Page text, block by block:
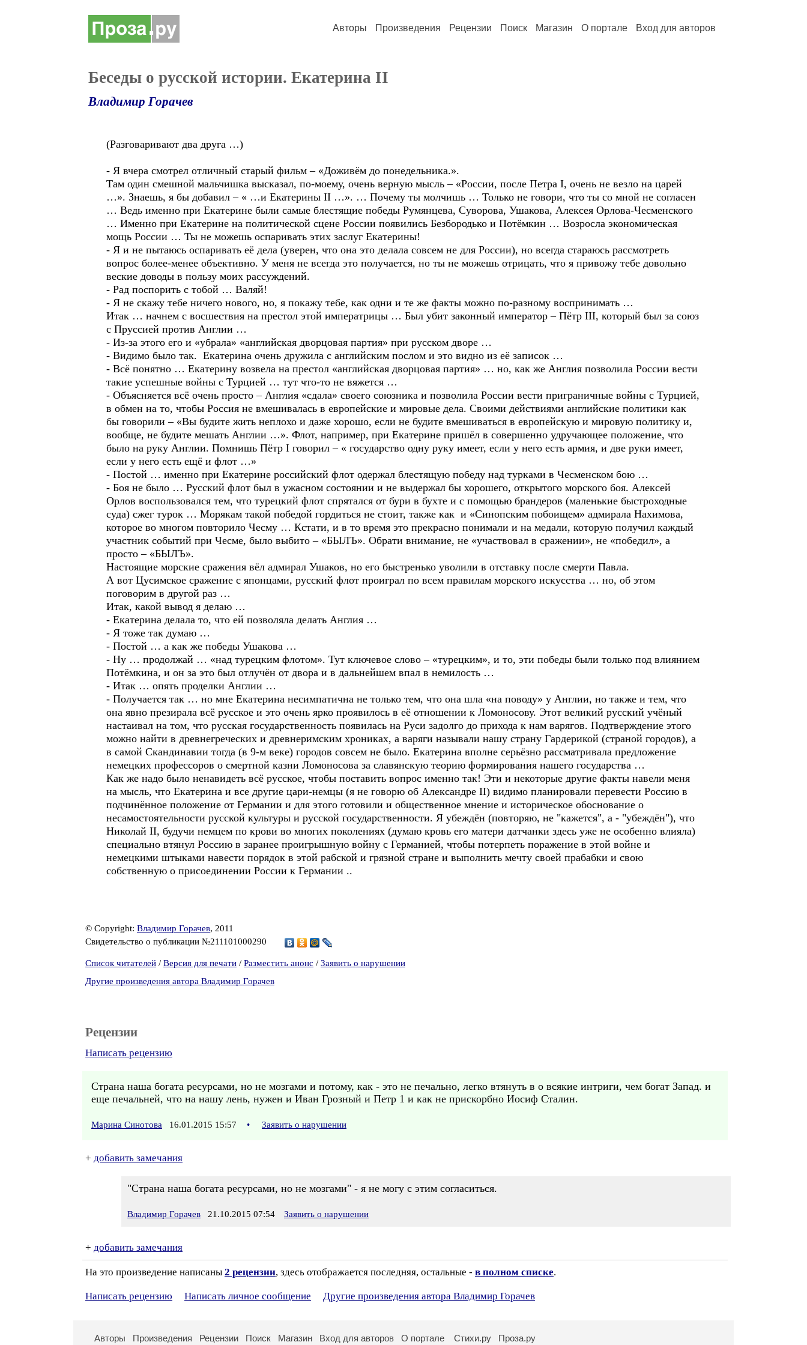
Авторы Произведения Рецензии Поиск Магазин О портале Вход для авторов
Беседы о русской истории. Екатерина II
Владимир Горачев
(Разговаривают два друга …)
- Я вчера смотрел отличный старый фильм – «Доживём до понедельника.».
Там один смешной мальчишка высказал, по-моему, очень верную мысль – «России, после Петра I, очень не везло на царей
…». Знаешь, я бы добавил – « …и Екатерины II …». … Почему ты молчишь … Только не говори, что ты со мной не согласен
… Ведь именно при Екатерине были самые блестящие победы Румянцева, Суворова, Ушакова, Алексея Орлова-Чесменского
… Именно при Екатерине на политической сцене России появились Безбородько и Потёмкин … Возросла экономическая
мощь России … Ты не можешь оспаривать этих заслуг Екатерины!
- Я и не пытаюсь оспаривать её дела (уверен, что она это делала совсем не для России), но всегда стараюсь рассмотреть
вопрос более-менее объективно. У меня не всегда это получается, но ты не можешь отрицать, что я привожу тебе довольно
веские доводы в пользу моих рассуждений.
- Рад поспорить с тобой … Валяй!
- Я не скажу тебе ничего нового, но, я покажу тебе, как одни и те же факты можно по-разному воспринимать …
Итак … начнем с восшествия на престол этой императрицы … Был убит законный император – Пётр III, который был за союз
с Пруссией против Англии …
- Из-за этого его и «убрала» «английская дворцовая партия» при русском дворе …
- Видимо было так. Екатерина очень дружила с английским послом и это видно из её записок …
- Всё понятно … Екатерину возвела на престол «английская дворцовая партия» … но, как же Англия позволила России вести
такие успешные войны с Турцией … тут что-то не вяжется …
- Объясняется всё очень просто – Англия «сдала» своего союзника и позволила России вести приграничные войны с Турцией,
в обмен на то, чтобы Россия не вмешивалась в европейские и мировые дела. Своими действиями английские политики как
бы говорили – «Вы будите жить неплохо и даже хорошо, если не будите вмешиваться в европейскую и мировую политику и,
вообще, не будите мешать Англии …». Флот, например, при Екатерине пришёл в совершенно удручающее положение, что
было на руку Англии. Помнишь Пётр I говорил – « государство одну руку имеет, если у него есть армия, и две руки имеет,
если у него есть ещё и флот …»
- Постой … именно при Екатерине российский флот одержал блестящую победу над турками в Чесменском бою …
- Боя не было … Русский флот был в ужасном состоянии и не выдержал бы хорошего, открытого морского боя. Алексей
Орлов воспользовался тем, что турецкий флот спрятался от бури в бухте и с помощью брандеров (маленькие быстроходные
суда) сжег турок … Морякам такой победой гордиться не стоит, также как и «Синопским побоищем» адмирала Нахимова,
которое во многом повторило Чесму … Кстати, и в то время это прекрасно понимали и на медали, которую получил каждый
участник событий при Чесме, было выбито – «БЫЛЪ». Обрати внимание, не «участвовал в сражении», не «победил», а
просто – «БЫЛЪ».
Настоящие морские сражения вёл адмирал Ушаков, но его быстренько уволили в отставку после смерти Павла.
А вот Цусимское сражение с японцами, русский флот проиграл по всем правилам морского искусства … но, об этом
поговорим в другой раз …
Итак, какой вывод я делаю …
- Екатерина делала то, что ей позволяла делать Англия …
- Я тоже так думаю …
- Постой … а как же победы Ушакова …
- Ну … продолжай … «над турецким флотом». Тут ключевое слово – «турецким», и то, эти победы были только под влиянием
Потёмкина, и он за это был отлучён от двора и в дальнейшем впал в немилость …
- Итак … опять проделки Англии …
- Получается так … но мне Екатерина несимпатична не только тем, что она шла «на поводу» у Англии, но также и тем, что
она явно презирала всё русское и это очень ярко проявилось в её отношении к Ломоносову. Этот великий русский учёный
настаивал на том, что русская государственность появилась на Руси задолго до прихода к нам варягов. Подтверждение этого
можно найти в древнегреческих и древнеримским хрониках, а варяги называли нашу страну Гардерикой (страной городов), а
в самой Скандинавии тогда (в 9-м веке) городов совсем не было. Екатерина вполне серьёзно рассматривала предложение
немецких профессоров о смертной казни Ломоносова за славянскую теорию формирования нашего государства …
Как же надо было ненавидеть всё русское, чтобы поставить вопрос именно так! Эти и некоторые другие факты навели меня
на мысль, что Екатерина и все другие цари-немцы (я не говорю об Александре II) видимо планировали перевести Россию в
подчинённое положение от Германии и для этого готовили и общественное мнение и историческое обоснование о
несамостоятельности русской культуры и русской государственности. Я убеждён (повторяю, не "кажется", а - "убеждён"), что
Николай II, будучи немцем по крови во многих поколениях (думаю кровь его матери датчанки здесь уже не особенно влияла)
специально втянул Россию в заранее проигрышную войну с Германией, чтобы потерпеть поражение в этой войне и
немецкими штыками навести порядок в этой рабской и грязной стране и выполнить мечту своей прабабки и свою
собственную о присоединении России к Германии ..
© Copyright: Владимир Горачев, 2011
Свидетельство о публикации №211101000290
Список читателей / Версия для печати / Разместить анонс / Заявить о нарушении
Другие произведения автора Владимир Горачев
Рецензии
Написать рецензию
Страна наша богата ресурсами, но не мозгами и потому, как - это не печально, легко втянуть в о всякие интриги, чем богат Запад. и
еще печальней, что на нашу лень, нужен и Иван Грозный и Петр 1 и как не прискорбно Иосиф Сталин.
Марина Синотова 16.01.2015 15:57 • Заявить о нарушении
+ добавить замечания
"Страна наша богата ресурсами, но не мозгами" - я не могу с этим согласиться.
Владимир Горачев 21.10.2015 07:54 Заявить о нарушении
+ добавить замечания
На это произведение написаны 2 рецензии, здесь отображается последняя, остальные - в полном списке.
Написать рецензию Написать личное сообщение Другие произведения автора Владимир Горачев
Авторы Произведения Рецензии Поиск Магазин Вход для авторов О портале Стихи.ру Проза.ру